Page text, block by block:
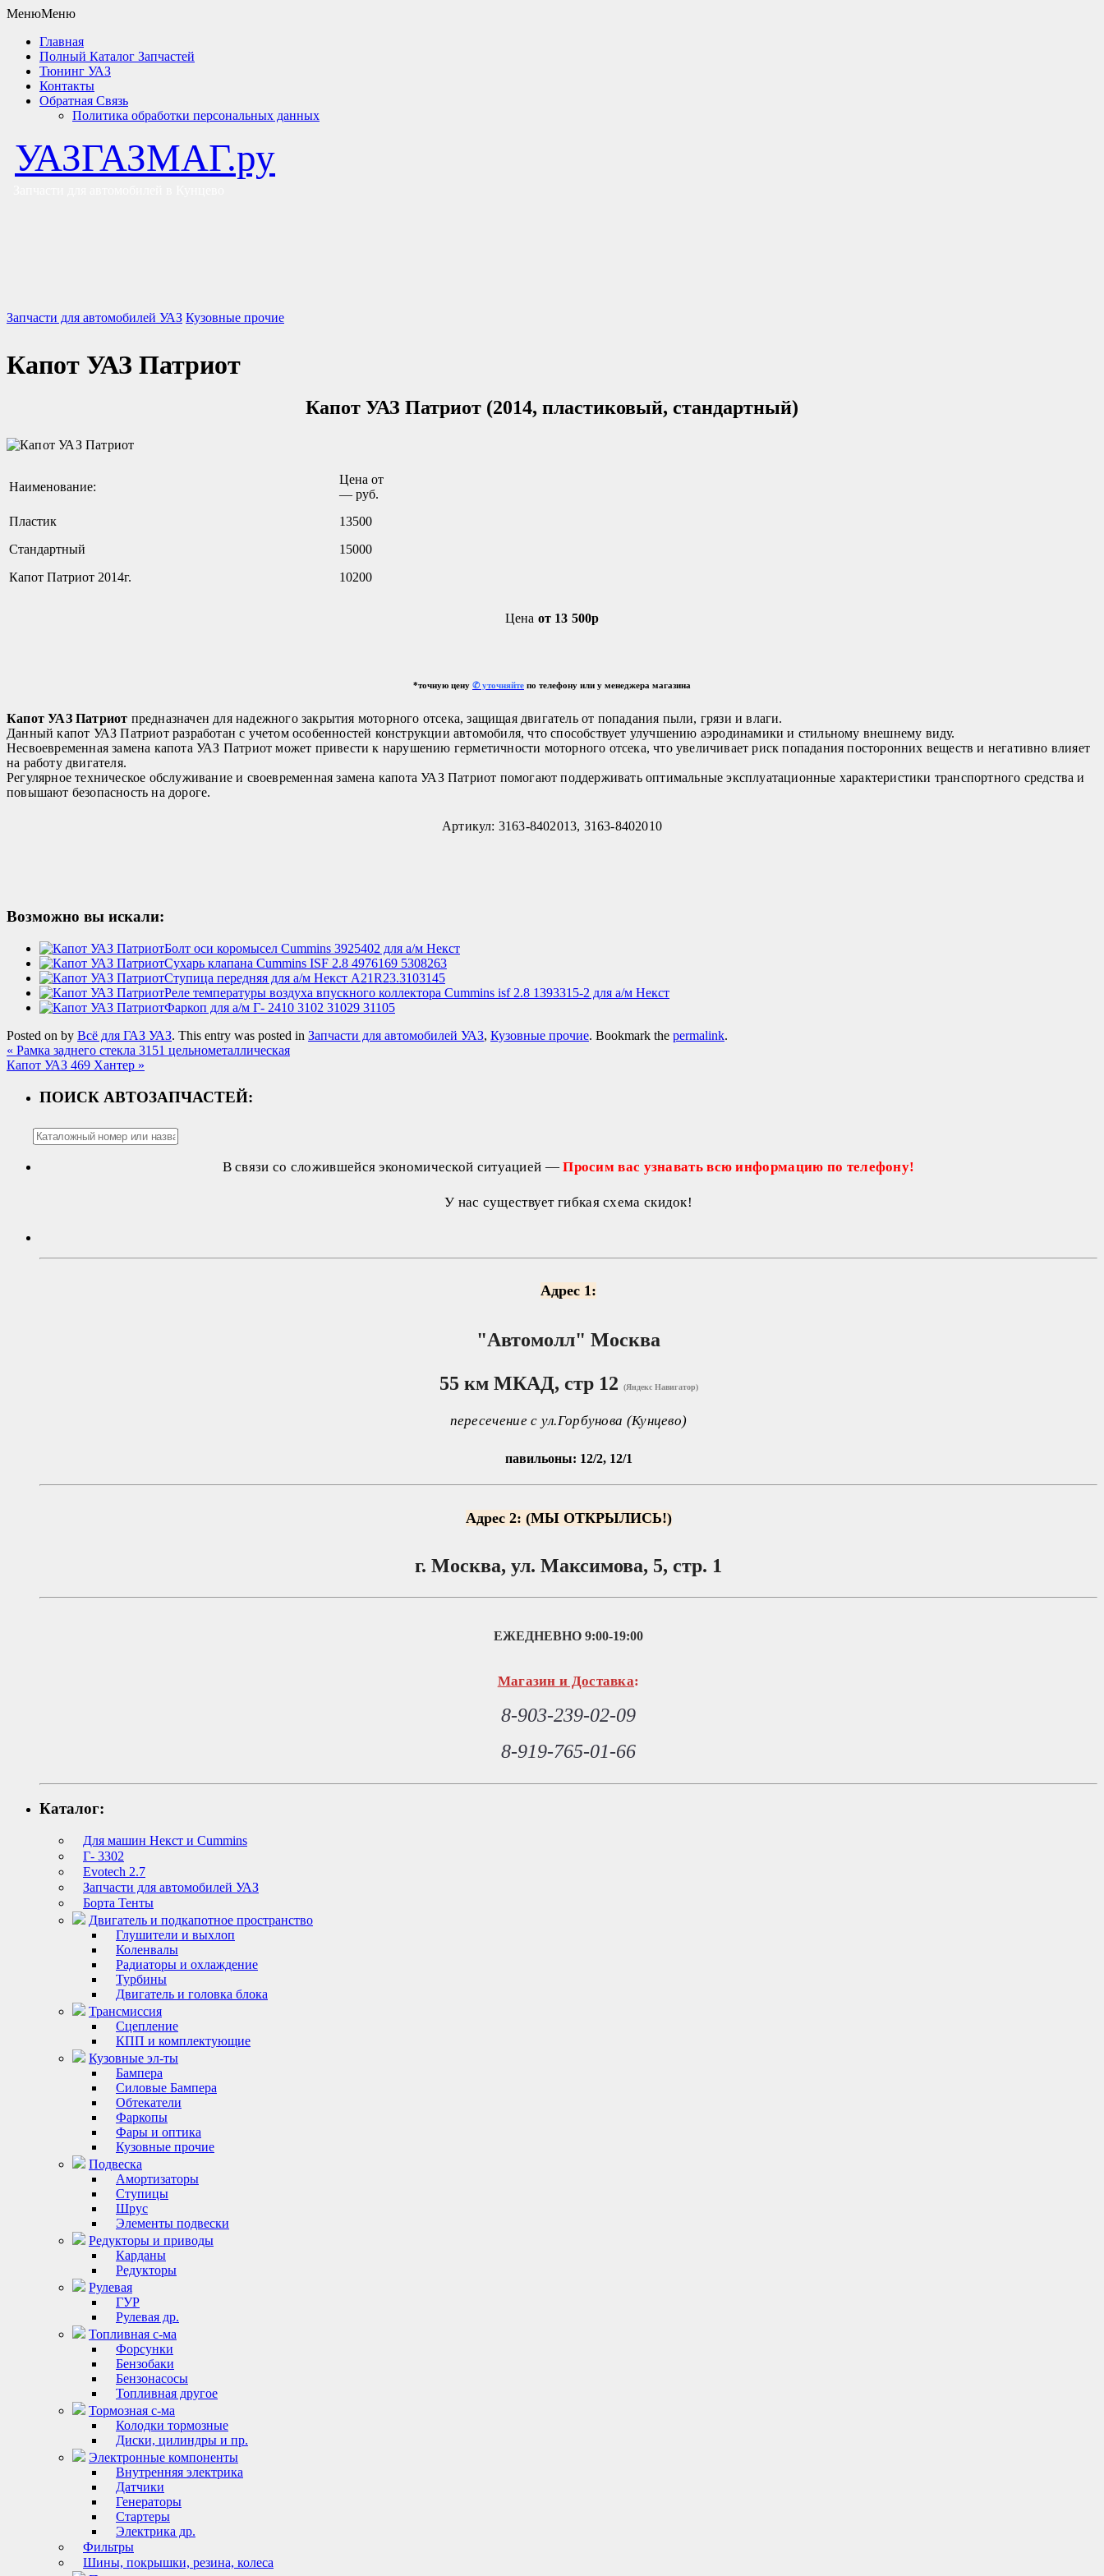
МенюМеню
Главная
Полный Каталог Запчастей
Тюнинг УАЗ
Контакты
Обратная Связь
Политика обработки персональных данных
УАЗГАЗМАГ.ру
Запчасти для автомобилей УАЗ Кузовные прочие
Капот УАЗ Патриот
Капот УАЗ Патриот (2014, пластиковый, стандартный)
Наименование:
Цена от
— руб.
Пластик
13500
Стандартный
15000
Капот Патриот 2014г.
10200
Цена от 13 500р
*точную цену ✆ уточняйте по телефону или у менеджера магазина
Капот УАЗ Патриот предназначен для надежного закрытия моторного отсека, защищая двигатель от попадания пыли, грязи и влаги.
Данный капот УАЗ Патриот разработан с учетом особенностей конструкции автомобиля, что способствует улучшению аэродинамики и стильному внешнему виду.
Несвоевременная замена капота УАЗ Патриот может привести к нарушению герметичности моторного отсека, что увеличивает риск попадания посторонних веществ и негативно влияет
на работу двигателя.
Регулярное техническое обслуживание и своевременная замена капота УАЗ Патриот помогают поддерживать оптимальные эксплуатационные характеристики транспортного средства и
повышают безопасность на дороге.
Артикул: 3163-8402013, 3163-8402010
Возможно вы искали:
Болт оси коромысел Cummins 3925402 для а/м Некст
Сухарь клапана Cummins ISF 2.8 4976169 5308263
Ступица передняя для а/м Некст А21R23.3103145
Реле температуры воздуха впускного коллектора Cummins isf 2.8 1393315-2 для а/м Некст
Фаркоп для а/м Г- 2410 3102 31029 31105
Posted on by Всё для ГАЗ УАЗ. This entry was posted in Запчасти для автомобилей УАЗ, Кузовные прочие. Bookmark the permalink.
« Рамка заднего стекла 3151 цельнометаллическая
Капот УАЗ 469 Хантер »
ПОИСК АВТОЗАПЧАСТЕЙ:
В связи со сложившейся экономической ситуацией —Просим вас узнавать всю информацию по телефону!
У нас существует гибкая схема скидок!
Адрес 1:
"Автомолл" Москва
55 км МКАД, стр 12 (Яндекс Навигатор)
пересечение с ул.Горбунова (Кунцево)
павильоны: 12/2, 12/1
Адрес 2: (МЫ ОТКРЫЛИСЬ!)
г. Москва, ул. Максимова, 5, стр. 1
ЕЖЕДНЕВНО 9:00-19:00
Магазин и Доставка:
8-903-239-02-09
8-919-765-01-66
Каталог:
Для машин Некст и Cummins
Г- 3302
Evotech 2.7
Запчасти для автомобилей УАЗ
Борта Тенты
Двигатель и подкапотное пространство
Глушители и выхлоп
Коленвалы
Радиаторы и охлаждение
Турбины
Двигатель и головка блока
Трансмиссия
Сцепление
КПП и комплектующие
Кузовные эл-ты
Бампера
Силовые Бампера
Обтекатели
Фаркопы
Фары и оптика
Кузовные прочие
Подвеска
Амортизаторы
Ступицы
Шрус
Элементы подвески
Редукторы и приводы
Карданы
Редукторы
Рулевая
ГУР
Рулевая др.
Топливная с-ма
Форсунки
Бензобаки
Бензонасосы
Топливная другое
Тормозная с-ма
Колодки тормозные
Диски, цилиндры и пр.
Электронные компоненты
Внутренняя электрика
Датчики
Генераторы
Стартеры
Электрика др.
Фильтры
Шины, покрышки, резина, колеса